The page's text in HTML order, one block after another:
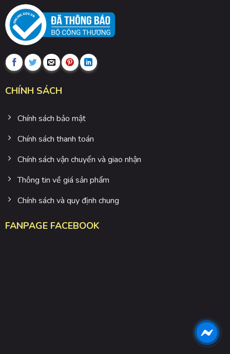
CHÍNH SÁCH
Chính sách bảo mật
Chính sách thanh toán
Chính sách vận chuyển và giao nhận
Thông tin về giá sản phẩm
Chính sách và quy định chung
FANPAGE FACEBOOK